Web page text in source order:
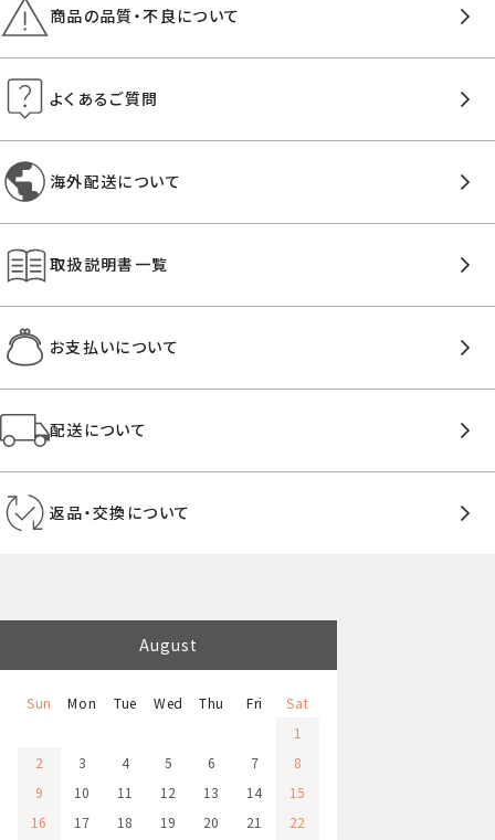
商品の品質・不良について
よくあるご質問
海外配送について
取扱説明書一覧
お支払いについて
配送について
返品・交換について
August
Sun Mon Tue Wed Thu Fri
Sat
1
2
3 4 5 6 7
8
9
10 11 12 13 14
15
16
17 18 19 20 21
22